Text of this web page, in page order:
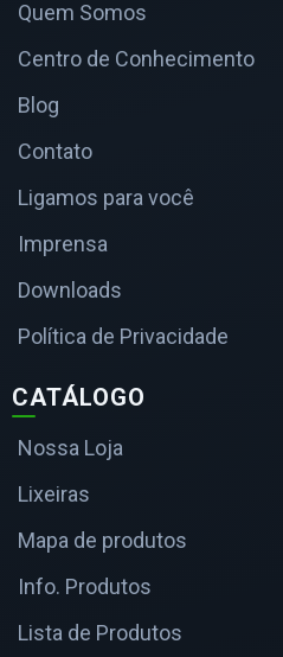
Quem Somos
Centro de Conhecimento
Blog
Contato
Ligamos para você
Imprensa
Downloads
Política de Privacidade
CATÁLOGO
Nossa Loja
Lixeiras
Mapa de produtos
Info. Produtos
Lista de Produtos